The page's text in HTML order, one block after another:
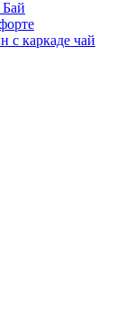
с каркаде чай